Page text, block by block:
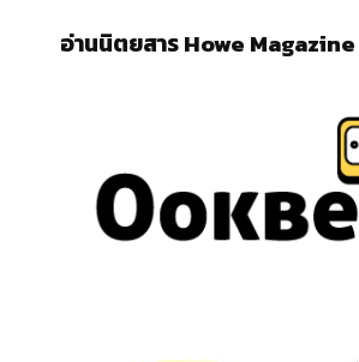
อ่านนิตยสาร Howe